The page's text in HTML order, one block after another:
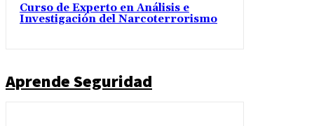
Curso de Experto en Análisis e
Investigación del Narcoterrorismo
Aprende Seguridad